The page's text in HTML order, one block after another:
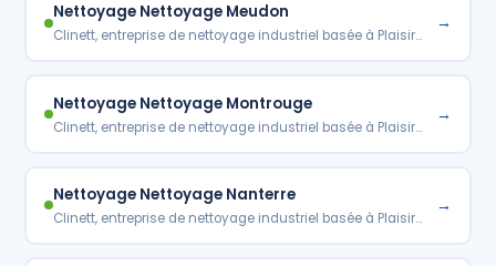
Nettoyage Nettoyage Meudon
Clinett, entreprise de nettoyage industriel basée à Plaisir…
→
Nettoyage Nettoyage Montrouge
Clinett, entreprise de nettoyage industriel basée à Plaisir…
→
Nettoyage Nettoyage Nanterre
Clinett, entreprise de nettoyage industriel basée à Plaisir…
→